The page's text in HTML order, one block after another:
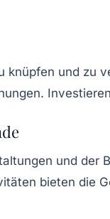
knüpfen und zu
und
bieten die